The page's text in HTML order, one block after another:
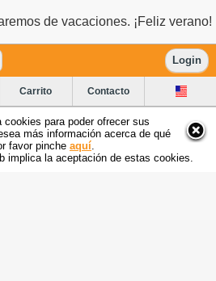
de vacaciones. ¡Feliz verano!
Login
Carrito Contacto
cookies para poder ofrecer sus
más información acerca de qué
favor pinche aquí
implica la aceptación de estas cookies.